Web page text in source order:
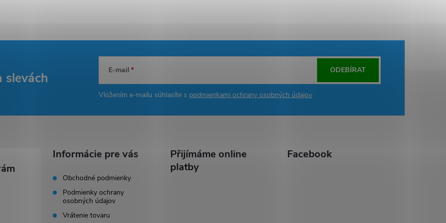
slevách E-mail
Vložením e-mailu súhlasíte s podmienkami ochrany osobných údajov
ODEBÍRAT
Informácie pre vás
Obchodné podmienky
Podmienky ochrany
osobných údajov
Vrátenie tovaru
Přijímáme online
platby
Facebook